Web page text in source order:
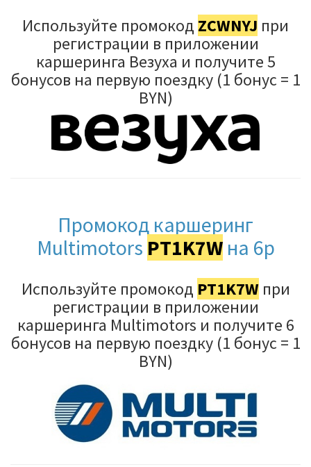
Используйте промокод ZCWNYJ при
регистрации в приложении
каршеринга Везуха и получите 5
бонусов на первую поездку (1 бонус = 1
BYN)
Промокод каршеринг
Multimotors PT1K7Wна 6р
Используйте промокод PT1K7Wпри
регистрации в приложении
каршеринга Multimotors и получите 6
бонусов на первую поездку (1 бонус = 1
BYN)